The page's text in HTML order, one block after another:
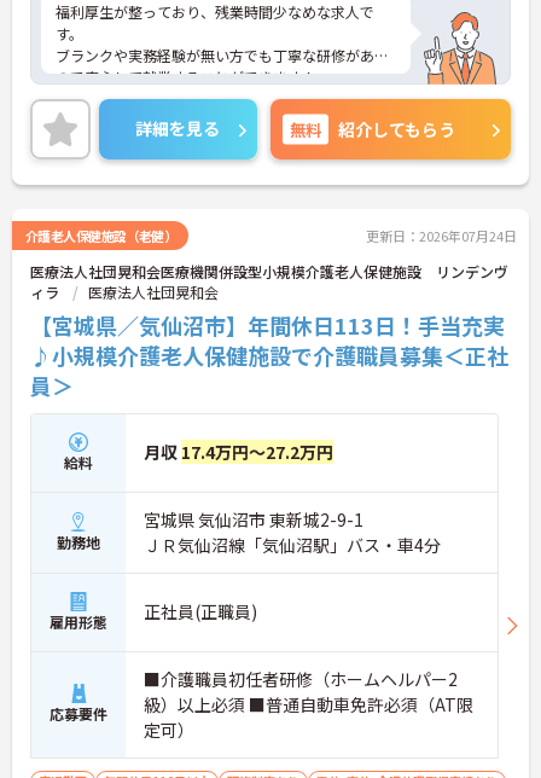
福利厚生が整っており、残業時間少なめな求人で
す。
ブランクや実務経験が無い方でも丁寧な研修がある
ので安心して就業することができます！
またUターン・Iターンの希望者も歓迎しておりま
す。
ご興味ある方には、面接対策ポイントなど、さらに
詳細をお話しいたしますのでお気軽にご相談くださ
い！
詳細を見る 無料 紹介してもらう
介護老人保健施設（老健） 更新日：2026年07月24日
医療法人社団晃和会医療機関併設型小規模介護老人保健施設 リンデンヴ
ィラ
医療法人社団晃和会
【宮城県／気仙沼市】年間休日113日！手当充実
♪小規模介護老人保健施設で介護職員募集＜正社
員＞
給料 月収 17.4万円～27.2万円
勤務地
宮城県 気仙沼市 東新城2-9-1
ＪＲ気仙沼線「気仙沼駅」バス・車4分
雇用形態 正社員(正職員)
応募要件
■介護職員初任者研修（ホームヘルパー2
級）以上必須 ■普通自動車免許必須（AT限
定可）